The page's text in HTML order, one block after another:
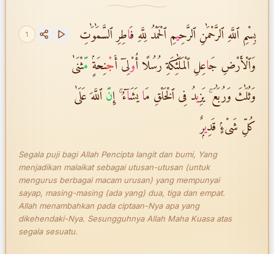
بِسْمِ ٱللَّهِ ٱلرَّحْمَٰنِ ٱلرَّحِيمِ ٱلْحَمْدُ لِلَّهِ فَاطِرِ ٱلسَّمَٰوَٰتِ
وَٱلْأَرْضِ جَاعِلِ ٱلْمَلَٰٓئِكَةِ رُسُلًا أُو۟لِىٓ أَجْنِحَةٍۢ مَّثْنَىٰ
وَثُلَٰثَ وَرُبَٰعَ ۚ يَزِيدُ فِى ٱلْخَلْقِ مَايَشَآءُ ۚ إِنّ َ ٱللَّهَ عَلَىٰ
كُلِّ شَىْءٍۢ قَدِيرٌۭ
1
Segala puji bagi Allah Pencipta langit dan bumi, Yang
menjadikan malaikat sebagai utusan-utusan (untuk
mengurus berbagai macam urusan) yang mempunyai
sayap, masing-masing (ada yang) dua, tiga dan empat.
Allah menambahkan pada ciptaan-Nya apa yang
dikehendaki-Nya. Sesungguhnya Allah Maha Kuasa atas
segala sesuatu.